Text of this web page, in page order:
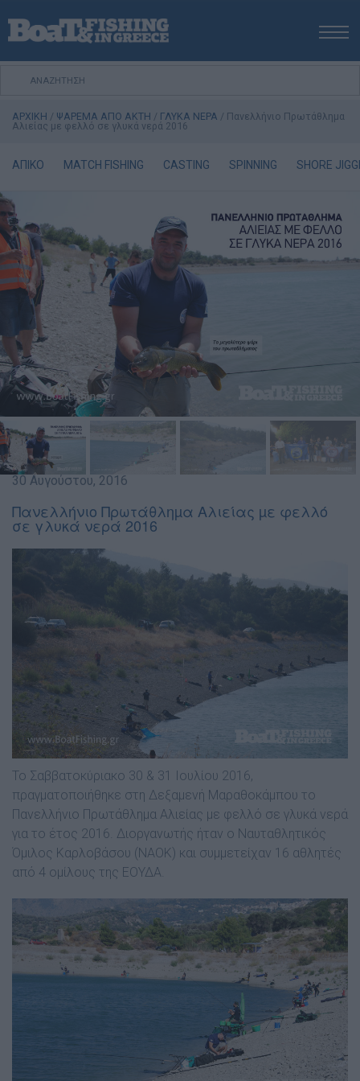
ΑΡΧΙΚΗ
ΕΚΔΟΣΕΙΣ
ΨΑΡΕΜΑ ΑΠΟ ΣΚΑΦΟΣ
ΨΑΡΟΤΟΥΦΕΚΟ
ΣΚΑΦΟΣ
VIDEO
ΕΞΟΠΛΙΣΜΟΣ
ΘΕΣΣΑΛΟΝΙΚΗ BOAT & FISHING SHOW 2025
BOAT & FISHING SHOW 2025
ΑΡΧΙΚΗ / ΨΑΡΕΜΑ ΑΠΟ ΑΚΤΗ / ΓΛΥΚΑ ΝΕΡΑ / Πανελλήνιο Πρωτάθληµα
Αλιείας µε φελλό σε γλυκά νερά 2016
ΑΠΙΚΟ MATCH FISHING CASTING SPINNING SHORE
30 Αυγούστου, 2016
Πανελλήνιο Πρωτάθληµα Αλιείας µε φελλό
σε γλυκά νερά 2016
Το Σαββατοκύριακο 30 & 31 Ιουλίου 2016,
πραγµατοποιήθηκε στη ∆εξαµενή Μαραθοκάµπου το
Πανελλήνιο Πρωτάθληµα Αλιείας µε φελλό σε γλυκά νερά
για το έτος 2016. ∆ιοργανωτής ήταν ο Ναυταθλητικός
Όµιλος Καρλοβάσου (ΝΑΟΚ) και συµµετείχαν 16 αθλητές
από 4 οµίλους της ΕΟΥ∆Α.